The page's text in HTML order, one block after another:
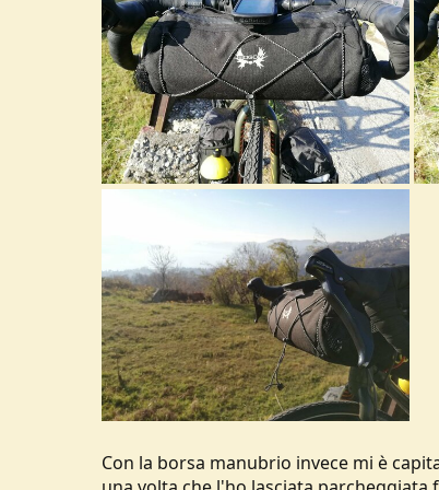
Con la borsa manubrio invece mi è